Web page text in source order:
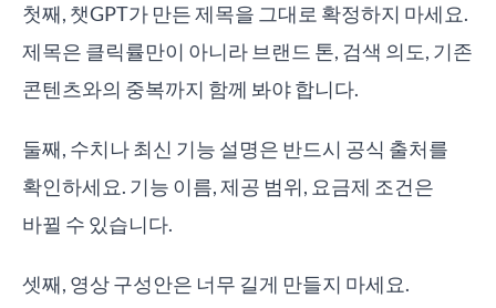
첫째, 챗GPT가 만든 제목을 그대로 확정하지 마세요.
제목은 클릭률만이 아니라 브랜드 톤, 검색 의도, 기존
콘텐츠와의 중복까지 함께 봐야 합니다.
둘째, 수치나 최신 기능 설명은 반드시 공식 출처를
확인하세요. 기능 이름, 제공 범위, 요금제 조건은
바뀔 수 있습니다.
셋째, 영상 구성안은 너무 길게 만들지 마세요.